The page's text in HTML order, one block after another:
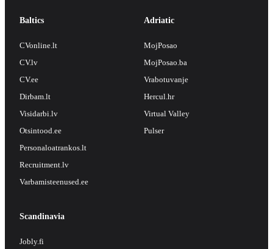
Baltics
CVonline.lt
CV.lv
CV.ee
Dirbam.lt
Visidarbi.lv
Otsintood.ee
Personaloatrankos.lt
Recruitment.lv
Varbamisteenused.ee
Adriatic
MojPosao
MojPosao.ba
Vrabotuvanje
Hercul.hr
Virtual Valley
Pulser
Scandinavia
Jobly.fi